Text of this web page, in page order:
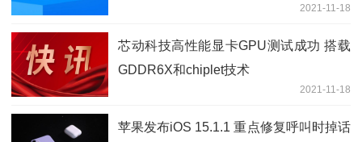
2021-11-18
芯动科技高性能显卡GPU测试成功 搭载
GDDR6X和chiplet技术
2021-11-18
苹果发布iOS 15.1.1 重点修复呼叫时掉话